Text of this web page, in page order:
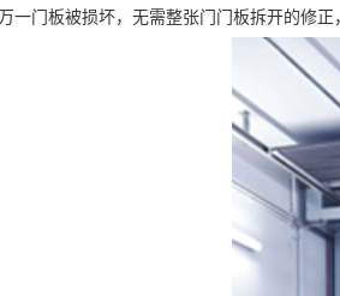
万一门板被损坏，无需整张门门板拆开的修